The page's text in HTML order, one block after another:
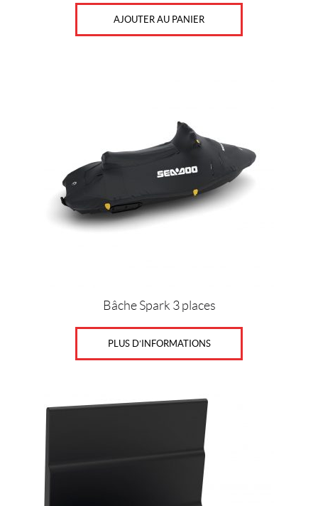
AJOUTER AU PANIER
Bâche Spark 3 places
PLUS D’INFORMATIONS